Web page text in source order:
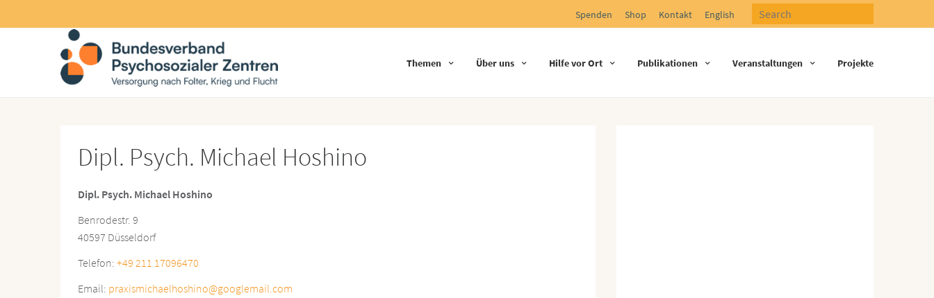
Spenden Shop Kontakt English
Themen Über uns Hilfe vor Ort Publikationen Veranstaltungen Projekte
Dipl. Psych. Michael Hoshino
Dipl. Psych. Michael Hoshino
Benrodestr. 9
40597 Düsseldorf
Telefon: +49 211 17096470
Email: praxismichaelhoshino@googlemail.com